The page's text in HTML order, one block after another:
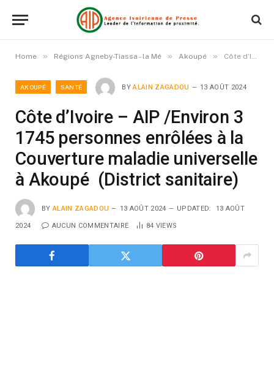
Home » Régions Agneby-Tiassa - la Mé » Akoupé » Côte d’Ivoire – AIP /Environ 3 1745 personnes enrôlées à la Couverture maladie universelle à Akoupé (District sanitaire)
AKOUPÉ SANTÉ BY ALAIN ZAGADOU 13 AOÛT 2024
Côte d’Ivoire – AIP /Environ 3
1745 personnes enrôlées à la
Couverture maladie universelle
à Akoupé (District sanitaire)
BY ALAIN ZAGADOU 13 AOÛT 2024 UPDATED: 13 AOÛT
2024 AUCUN COMMENTAIRE 84 VIEWS